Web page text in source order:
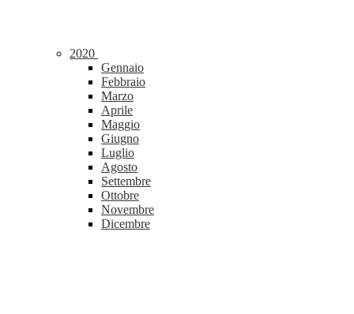
2020
Gennaio
Febbraio
Marzo
Aprile
Maggio
Giugno
Luglio
Agosto
Settembre
Ottobre
Novembre
Dicembre